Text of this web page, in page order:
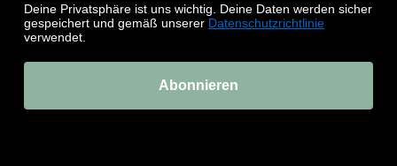
Deine Privatsphäre ist uns wichtig. Deine Daten werden sicher
gespeichert und gemäß unserer Datenschutzrichtlinie
verwendet.
Abonnieren